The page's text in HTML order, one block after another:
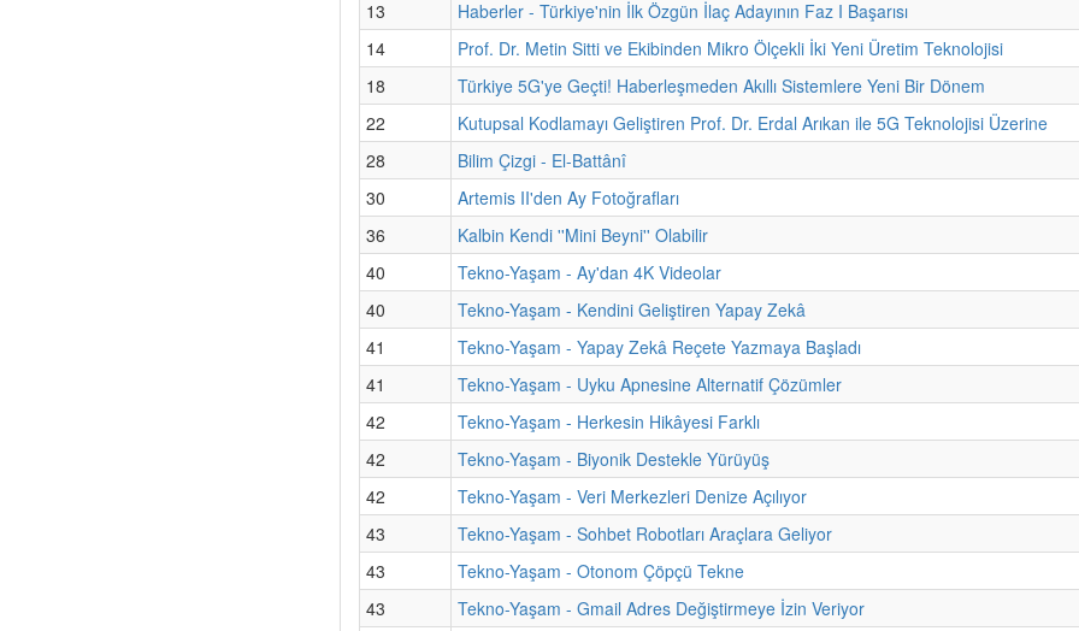
13
Haberler - Türkiye'nin İlk Özgün İlaç Adayının Faz I Başarısı
14
Prof. Dr. Metin Sitti ve Ekibinden Mikro Ölçekli İki Yeni Üretim Teknolojisi
18
Türkiye 5G'ye Geçti! Haberleşmeden Akıllı Sistemlere Yeni Bir Dönem
22
Kutupsal Kodlamayı Geliştiren Prof. Dr. Erdal Arıkan ile 5G Teknolojisi Üzerine
28
Bilim Çizgi - El-Battânî
30
Artemis II'den Ay Fotoğrafları
36
Kalbin Kendi ''Mini Beyni'' Olabilir
40
Tekno-Yaşam - Ay'dan 4K Videolar
40
Tekno-Yaşam - Kendini Geliştiren Yapay Zekâ
41
Tekno-Yaşam - Yapay Zekâ Reçete Yazmaya Başladı
41
Tekno-Yaşam - Uyku Apnesine Alternatif Çözümler
42
Tekno-Yaşam - Herkesin Hikâyesi Farklı
42
Tekno-Yaşam - Biyonik Destekle Yürüyüş
42
Tekno-Yaşam - Veri Merkezleri Denize Açılıyor
43
Tekno-Yaşam - Sohbet Robotları Araçlara Geliyor
43
Tekno-Yaşam - Otonom Çöpçü Tekne
43
Tekno-Yaşam - Gmail Adres Değiştirmeye İzin Veriyor